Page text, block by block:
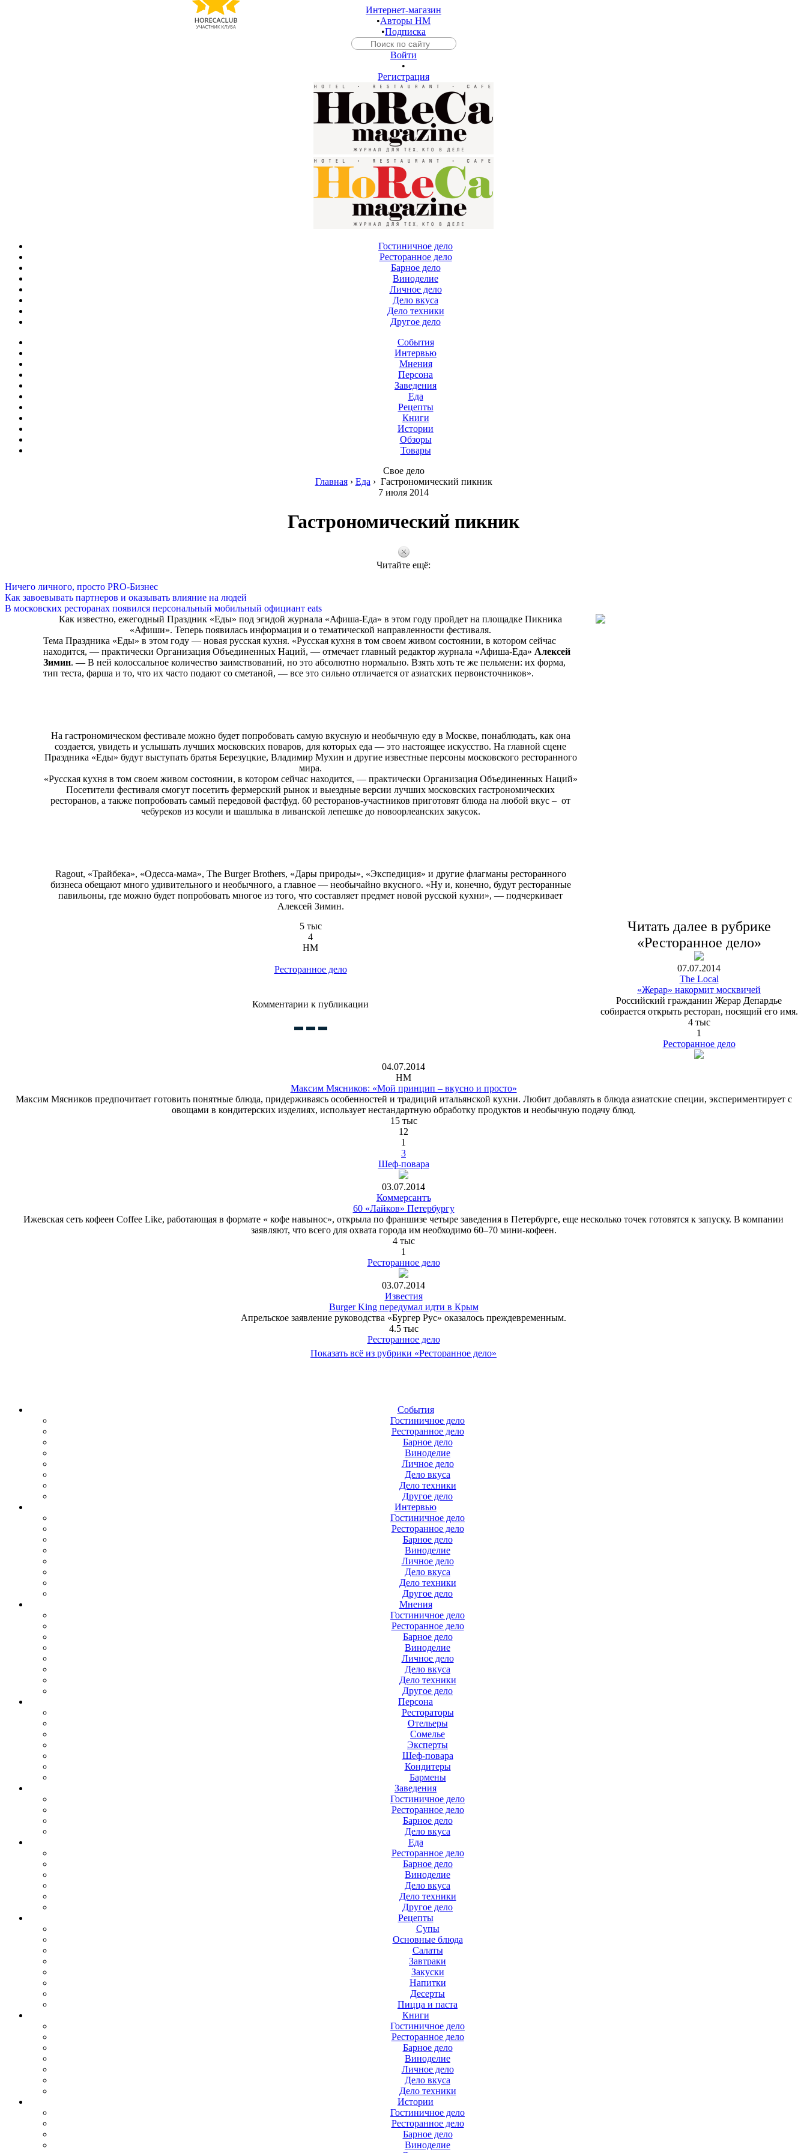
Интернет-магазин
•Авторы HM
•Подписка
Войти
•
Регистрация
Гостиничное дело
Ресторанное дело
Барное дело
Виноделие
Личное дело
Дело вкуса
Дело техники
Другое дело
События
Интервью
Мнения
Персона
Заведения
Еда
Рецепты
Книги
Истории
Обзоры
Товары
Свое дело
Главная› Еда › Гастрономический пикник
7 июля 2014
Гастрономический пикник
Читайте ещё:
Ничего личного, просто PRO-Бизнес
Как завоевывать партнеров и оказывать влияние на людей
В московских ресторанах появился персональный мобильный официант eats
Как известно, ежегодный Праздник «Еды» под эгидой журнала «Афиша-Еда» в этом году пройдет на площадке Пикника
«Афиши». Теперь появилась информация и о тематической направленности фестиваля.
Тема Праздника «Еды» в этом году — новая русская кухня. «Русская кухня в том своем живом состоянии, в котором сейчас
находится, — практически Организация Объединенных Наций, — отмечает главный редактор журнала «Афиша-Еда» Алексей
Зимин. — В ней колоссальное количество заимствований, но это абсолютно нормально. Взять хоть те же пельмени: их форма,
тип теста, фарша и то, что их часто подают со сметаной, — все это сильно отличается от азиатских первоисточников».
На гастрономическом фестивале можно будет попробовать самую вкусную и необычную еду в Москве, понаблюдать, как она
создается, увидеть и услышать лучших московских поваров, для которых еда — это настоящее искусство. На главной сцене
Праздника «Еды» будут выступать братья Березуцкие, Владимир Мухин и другие известные персоны московского ресторанного
мира.
«Русская кухня в том своем живом состоянии, в котором сейчас находится, — практически Организация Объединенных Наций»
Посетители фестиваля смогут посетить фермерский рынок и выездные версии лучших московских гастрономических
ресторанов, а также попробовать самый передовой фастфуд. 60 ресторанов-участников приготовят блюда на любой вкус ‒ от
чебуреков из косули и шашлыка в ливанской лепешке до новоорлеанских закусок.
Ragout, «Трайбека», «Одесса-мама», The Burger Brothers, «Дары природы», «Экспедиция» и другие флагманы ресторанного
бизнеса обещают много удивительного и необычного, а главное — необычайно вкусного. «Ну и, конечно, будут ресторанные
павильоны, где можно будет попробовать многое из того, что составляет предмет новой русской кухни», — подчеркивает
Алексей Зимин.
5 тыс
4
HM
Ресторанное дело
Комментарии к публикации
Читать далее в рубрике
«Ресторанное дело»
07.07.2014
The Local
«Жерар» накормит москвичей
Российский гражданин Жерар Депардье
собирается открыть ресторан, носящий его имя.
4 тыс
1
Ресторанное дело
04.07.2014
HM
Максим Мясников: «Мой принцип – вкусно и просто»
Максим Мясников предпочитает готовить понятные блюда, придерживаясь особенностей и традиций итальянской кухни. Любит добавлять в блюда азиатские специи, экспериментирует с
овощами в кондитерских изделиях, использует нестандартную обработку продуктов и необычную подачу блюд.
15 тыс
12
1
3
Шеф-повара
03.07.2014
Коммерсантъ
60 «Лайков» Петербургу
Ижевская сеть кофеен Coffee Like, работающая в формате « кофе навынос», открыла по франшизе четыре заведения в Петербурге, еще несколько точек готовятся к запуску. В компании
заявляют, что всего для охвата города им необходимо 60–70 мини-кофеен.
4 тыс
1
Ресторанное дело
03.07.2014
Известия
Burger King передумал идти в Крым
Апрельское заявление руководства «Бургер Рус» оказалось преждевременным.
4.5 тыс
Ресторанное дело
Показать всё из рубрики «Ресторанное дело»
События
Гостиничное дело
Ресторанное дело
Барное дело
Виноделие
Личное дело
Дело вкуса
Дело техники
Другое дело
Интервью
Гостиничное дело
Ресторанное дело
Барное дело
Виноделие
Личное дело
Дело вкуса
Дело техники
Другое дело
Мнения
Гостиничное дело
Ресторанное дело
Барное дело
Виноделие
Личное дело
Дело вкуса
Дело техники
Другое дело
Персона
Рестораторы
Отельеры
Сомелье
Эксперты
Шеф-повара
Кондитеры
Бармены
Заведения
Гостиничное дело
Ресторанное дело
Барное дело
Дело вкуса
Еда
Ресторанное дело
Барное дело
Виноделие
Дело вкуса
Дело техники
Другое дело
Рецепты
Супы
Основные блюда
Салаты
Завтраки
Закуски
Напитки
Десерты
Пицца и паста
Книги
Гостиничное дело
Ресторанное дело
Барное дело
Виноделие
Личное дело
Дело вкуса
Дело техники
Истории
Гостиничное дело
Ресторанное дело
Барное дело
Виноделие